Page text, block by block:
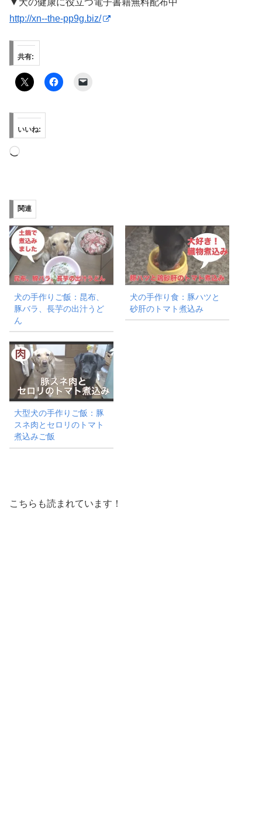
▼犬の健康に役立つ電子書籍無料配布中
http://xn--the-pp9g.biz/
共有:
いいね:
読
み
中…
関連
犬の手作りご飯：昆布、
豚バラ、長芋の出汁うど
ん
犬の手作り食：豚ハツと
砂肝のトマト煮込み
大型犬の手作りご飯：豚
スネ肉とセロリのトマト
煮込みご飯
こちらも読まれています！